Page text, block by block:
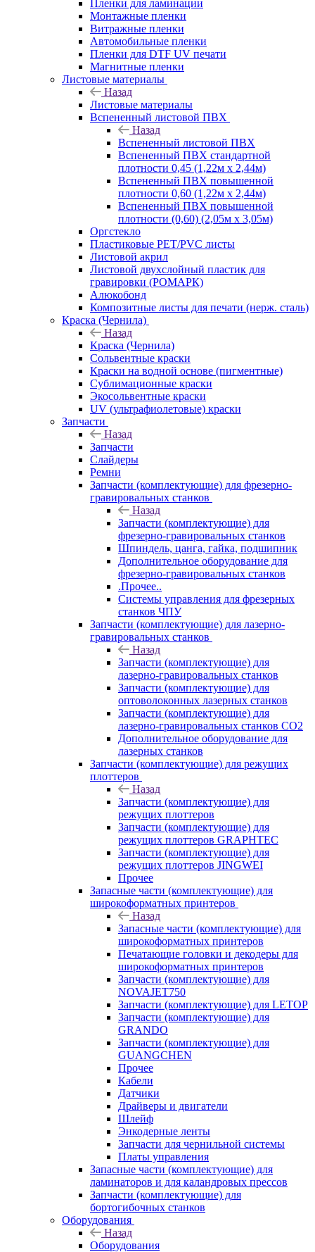
Пленки для ламинации
Монтажные пленки
Витражные пленки
Автомобильные пленки
Пленки для DTF UV печати
Магнитные пленки
Листовые материалы
Назад
Листовые материалы
Вспененный листовой ПВХ
Назад
Вспененный листовой ПВХ
Вспененный ПВХ стандартной
плотности 0,45 (1,22м х 2,44м)
Вспененный ПВХ повышенной
плотности 0,60 (1,22м х 2,44м)
Вспененный ПВХ повышенной
плотности (0,60) (2,05м х 3,05м)
Оргстекло
Пластиковые PET/PVC листы
Листовой акрил
Листовой двухслойный пластик для
гравировки (РОМАРК)
Алюкобонд
Композитные листы для печати (нерж. сталь)
Краска (Чернила)
Назад
Краска (Чернила)
Сольвентные краски
Краски на водной основе (пигментные)
Сублимационные краски
Экосольвентные краски
UV (ультрафиолетовые) краски
Запчасти
Назад
Запчасти
Слайдеры
Ремни
Запчасти (комплектующие) для фрезерно-
гравировальных станков
Назад
Запчасти (комплектующие) для
фрезерно-гравировальных станков
Шпиндель, цанга, гайка, подшипник
Дополнительное оборудование для
фрезерно-гравировальных станков
.Прочее..
Системы управления для фрезерных
станков ЧПУ
Запчасти (комплектующие) для лазерно-
гравировальных станков
Назад
Запчасти (комплектующие) для
лазерно-гравировальных станков
Запчасти (комплектующие) для
оптоволоконных лазерных станков
Запчасти (комплектующие) для
лазерно-гравировальных станков CO2
Дополнительное оборудование для
лазерных станков
Запчасти (комплектующие) для режущих
плоттеров
Назад
Запчасти (комплектующие) для
режущих плоттеров
Запчасти (комплектующие) для
режущих плоттеров GRAPHTEC
Запчасти (комплектующие) для
режущих плоттеров JINGWEI
Прочее
Запасные части (комплектующие) для
широкоформатных принтеров
Назад
Запасные части (комплектующие) для
широкоформатных принтеров
Печатающие головки и декодеры для
широкоформатных принтеров
Запчасти (комплектующие) для
NOVAJET750
Запчасти (комплектующие) для LETOP
Запчасти (комплектующие) для
GRANDO
Запчасти (комплектующие) для
GUANGCHEN
Прочее
Кабели
Датчики
Драйверы и двигатели
Шлейф
Энкодерные ленты
Запчасти для чернильной системы
Платы управления
Запасные части (комплектующие) для
ламинаторов и для каландровых прессов
Запчасти (комплектующие) для
бортогибочных станков
Оборудования
Назад
Оборудования